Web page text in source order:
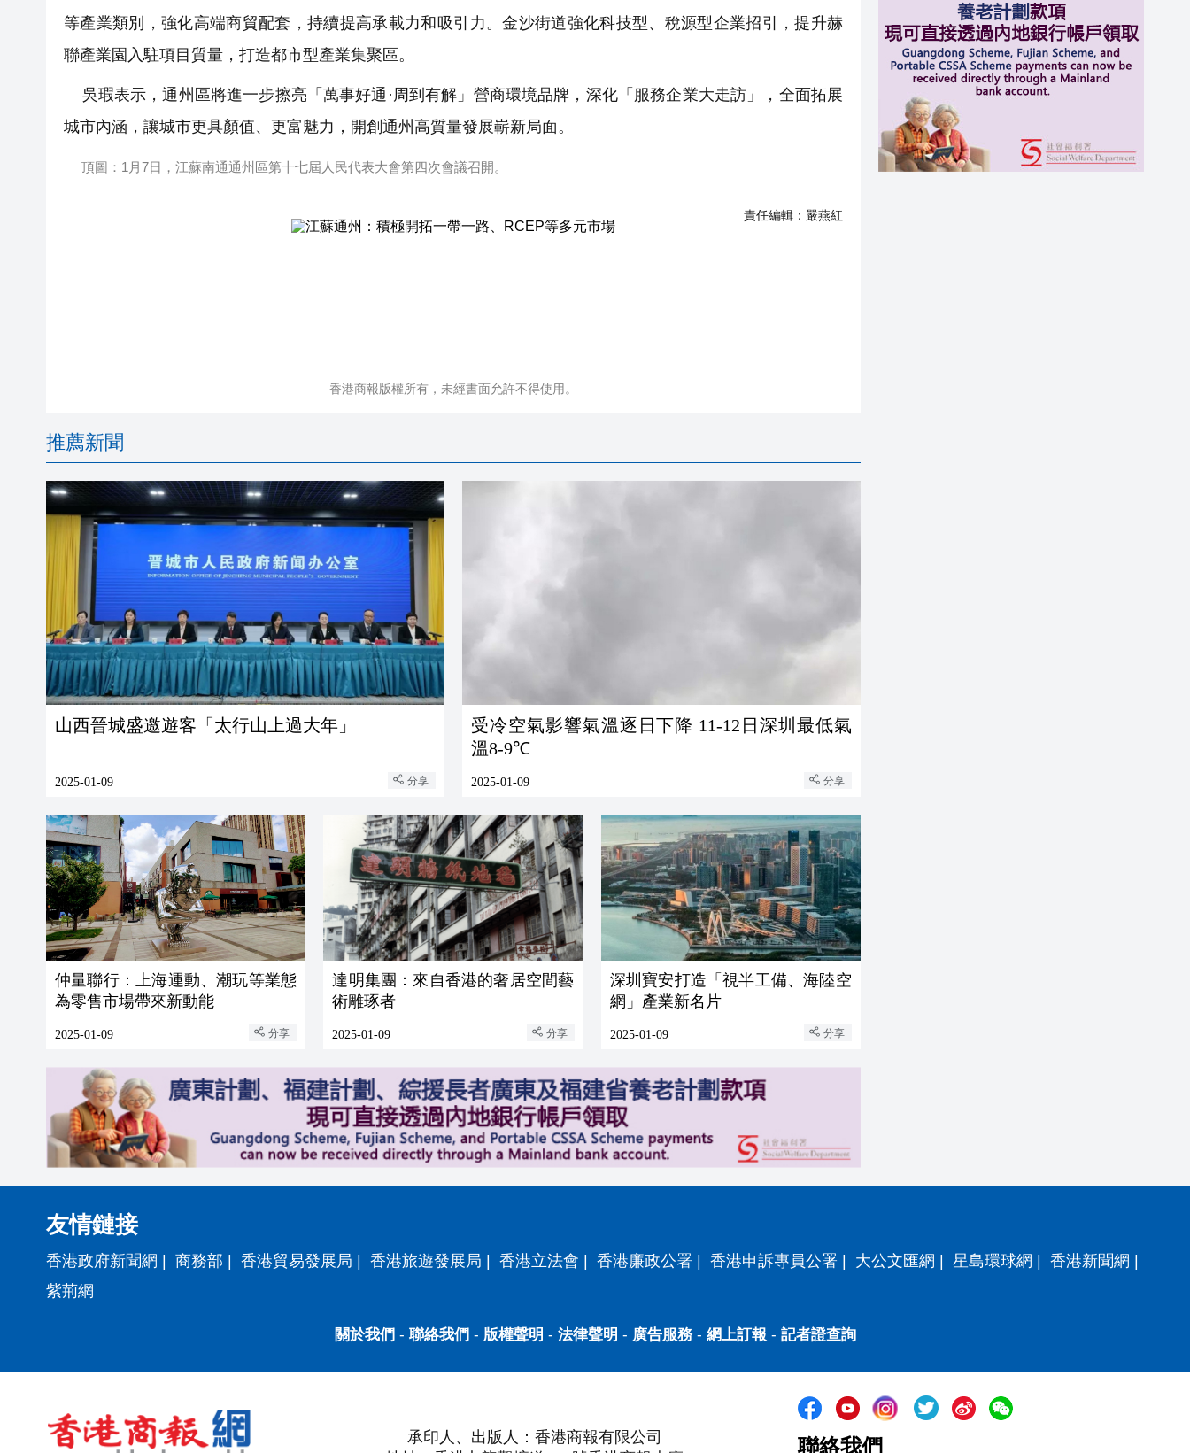
等產業類別，強化高端商貿配套，持續提高承載力和吸引力。金沙街道強化科技型、稅源型企業招引，提升赫
聯產業園入駐項目質量，打造都市型產業集聚區。
吳瑕表示，通州區將進一步擦亮「萬事好通·周到有解」營商環境品牌，深化「服務企業大走訪」，全面拓展
城市內涵，讓城市更具顏值、更富魅力，開創通州高質量發展嶄新局面。
頂圖：1月7日，江蘇南通通州區第十七屆人民代表大會第四次會議召開。
責任編輯： 嚴燕紅
香港商報版權所有，未經書面允許不得使用。
推薦新聞
山西晉城盛邀遊客「太行山上過大年」
2025-01-09 分享
受冷空氣影響氣溫逐日下降 11-12日深圳最低氣
溫8-9℃
2025-01-09 分享
仲量聯行：上海運動、潮玩等業態
為零售市場帶來新動能
2025-01-09 分享
達明集團：來自香港的奢居空間藝
術雕琢者
2025-01-09 分享
深圳寶安打造「視半工備、海陸空
網」產業新名片
2025-01-09 分享
友情鏈接
香港政府新聞網 | 商務部 | 香港貿易發展局 | 香港旅遊發展局 | 香港立法會 | 香港廉政公署 | 香港申訴專員公署 | 大公文匯網 | 星島環球網 | 香港新聞網 |
紫荊網
關於我們 - 聯絡我們 - 版權聲明 - 法律聲明 - 廣告服務- 網上訂報 - 記者證查詢
承印人、出版人：香港商報有限公司
聯絡我們